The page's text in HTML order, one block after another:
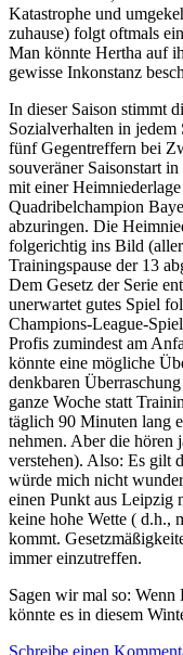
Katastrophe und
zuhause) folgt oftmals
Man könnte Hertha auf
gewisse Inkonstanz
In dieser Saison stimmt
Sozialverhalten in
fünf Gegentreffern bei
souveräner Saisonstart
mit einer
Quadribelchampion
abzuringen. Die
folgerichtig ins Bild
Trainingspause der 13
Dem Gesetz der Serie
unerwartet gutes Spiel
Champions-League-
Profis zumindest am
könnte eine mögliche
denkbaren
ganze Woche statt
täglich 90 Minuten lang
nehmen. Aber die hören
verstehen). Also: Es gilt
würde mich nicht
einen Punkt aus Leipzig
keine hohe Wette ( d.h.,
kommt.
immer einzutreffen.
Sagen wir mal so: Wenn
könnte es in diesem